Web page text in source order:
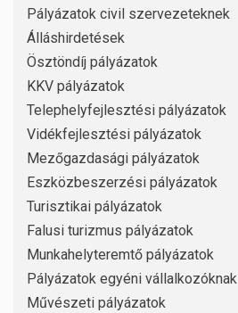
Pályázatok civil szervezeteknek
Álláshirdetések
Ösztöndíj pályázatok
KKV pályázatok
Telephelyfejlesztési pályázatok
Vidékfejlesztési pályázatok
Mezőgazdasági pályázatok
Eszközbeszerzési pályázatok
Turisztikai pályázatok
Falusi turizmus pályázatok
Munkahelyteremtő pályázatok
Pályázatok egyéni vállalkozóknak
Művészeti pályázatok